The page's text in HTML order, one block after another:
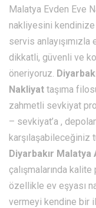
Malatya Evden Eve
nakliyesini
servis anlayışımızla
dikkatli, güvenli ve
öneriyoruz.
Nakliyat taşıma
zahmetli sevkiyat
– sevkiyat’a ,
karşılaşabileceğiniz
Diyarbakır Malatya
çalışmalarında
özellikle ev eşyası
vermeyi kendine bir